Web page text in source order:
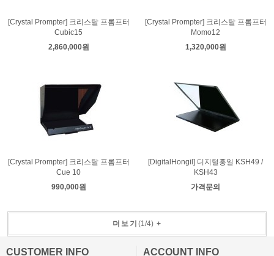
[Crystal Prompter] 크리스탈 프롬프터
Cubic15
2,860,000원
[Crystal Prompter] 크리스탈 프롬프터
Momo12
1,320,000원
[Crystal Prompter] 크리스탈 프롬프터
Cue 10
990,000원
[DigitalHongil] 디지털홍일 KSH49 /
KSH43
가격문의
더보기 (1/4)+
CUSTOMER INFO ACCOUNT INFO